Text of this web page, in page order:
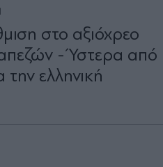
στο αξιόχρεο
- Ύστερα από
την ελληνική